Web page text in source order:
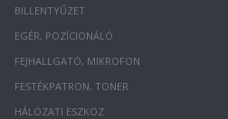
BILLENTYŰZET
EGÉR, POZÍCIONÁLÓ
FEJHALLGATÓ, MIKROFON
FESTÉKPATRON, TONER
HÁLÓZATI ESZKÖZ